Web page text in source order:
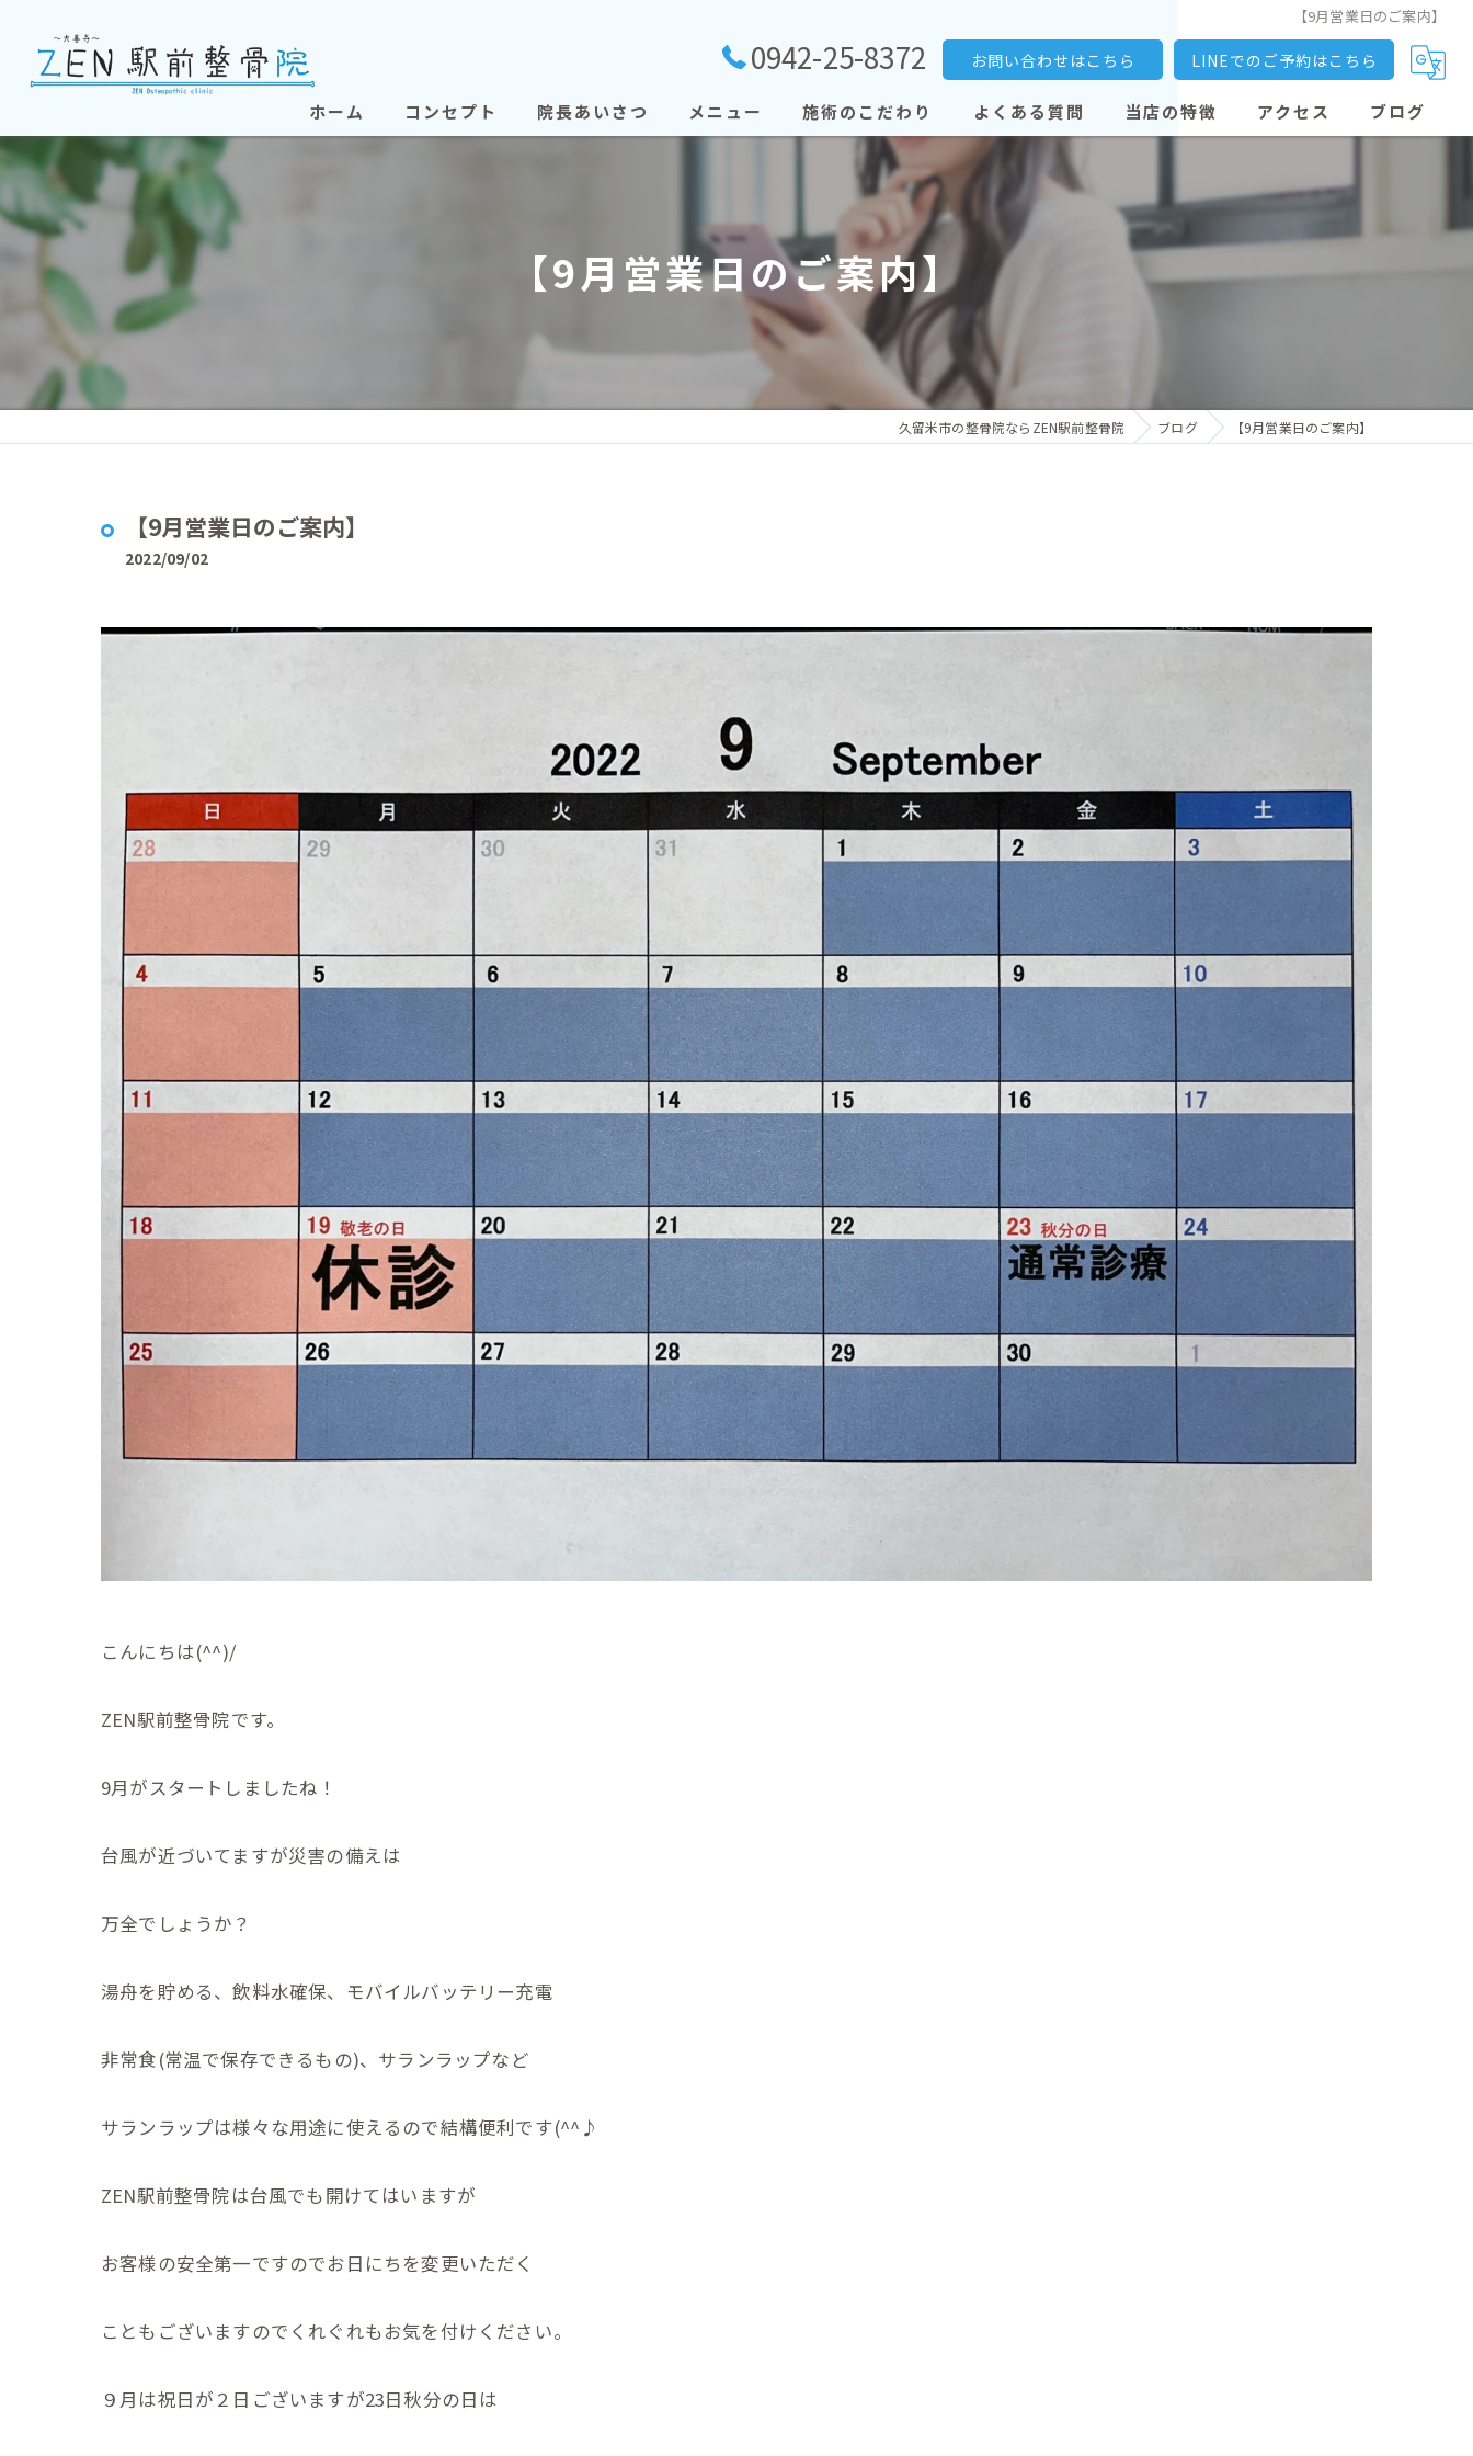
【9月営業日のご案内】
0942-25-8372 お問い合わせはこちら LINEでのご予約はこちら
ホーム コンセプト 院長あいさつ メニュー 施術のこだわり よくある質問 当店の特徴
交通事故
骨盤矯正
アクセス ブログ
【9月営業日のご案内】
久留米市の整骨院ならZEN駅前整骨院 ブログ 【9月営業日のご案内】
【9月営業日のご案内】
2022/09/02
こんにちは(^^)/
ZEN駅前整骨院です。
9月がスタートしましたね！
台風が近づいてますが災害の備えは
万全でしょうか？
湯舟を貯める、飲料水確保、モバイルバッテリー充電
非常食(常温で保存できるもの)、サランラップなど
サランラップは様々な用途に使えるので結構便利です(^^♪
ZEN駅前整骨院は台風でも開けてはいますが
お客様の安全第一ですのでお日にちを変更いただく
こともございますのでくれぐれもお気を付けください。
９月は祝日が２日ございますが23日秋分の日は